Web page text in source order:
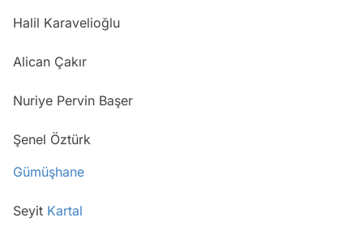
Halil Karavelioğlu
Alican Çakır
Nuriye Pervin Başer
Şenel Öztürk
Gümüşhane
Seyit Kartal